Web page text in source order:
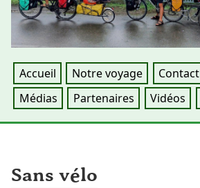
Accueil Notre voyage Contact
Médias
Partenaires Vidéos
Sans vélo